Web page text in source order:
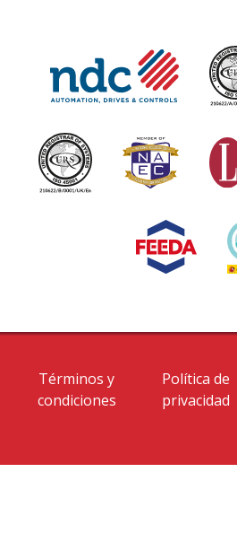
Términos y
condiciones
Política de
privacidad